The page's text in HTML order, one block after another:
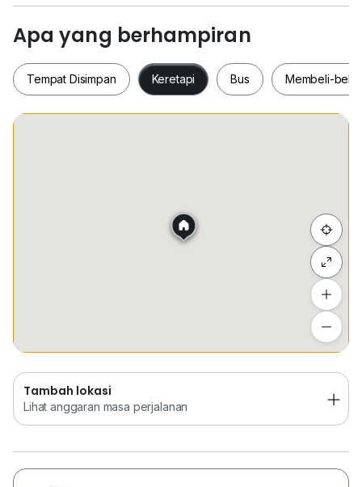
your unit early!
有兴趣？立即PM我预约参观，抢占先机！
Desley Wan
0*****
REN 22062 | Focus estate Agency
Onwer Are Welcome to Lease your Property Here
Apa yang berhampiran
Tempat Disimpan Keretapi Bus Membeli-
Tambah lokasi
Lihat anggaran masa perjalanan